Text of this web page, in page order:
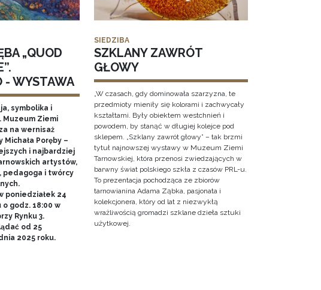
„QUOD
- WYSTAWA
symbolika i
Ziemi
na wernisaż
Poręby –
i najbardziej
artystów,
pedagoga i twórcy
poniedziałek 24
godz. 18:00 w
Rynku 3.
od 25
2025 roku.
SIEDZIBA
SZKLANY ZAWRÓT
GŁOWY
„W czasach, gdy dominowała szarzyzna, te
przedmioty mieniły się kolorami i zachwycały
kształtami. Były obiektem westchnień i
powodem, by stanąć w długiej kolejce pod
sklepem. „Szklany zawrót głowy” – tak brzmi
tytuł najnowszej wystawy w Muzeum Ziemi
Tarnowskiej, która przenosi zwiedzających w
barwny świat polskiego szkła z czasów PRL-u.
To prezentacja pochodząca ze zbiorów
tarnowianina Adama Ząbka, pasjonata i
kolekcjonera, który od lat z niezwykłą
wrażliwością gromadzi szklane dzieła sztuki
użytkowej.